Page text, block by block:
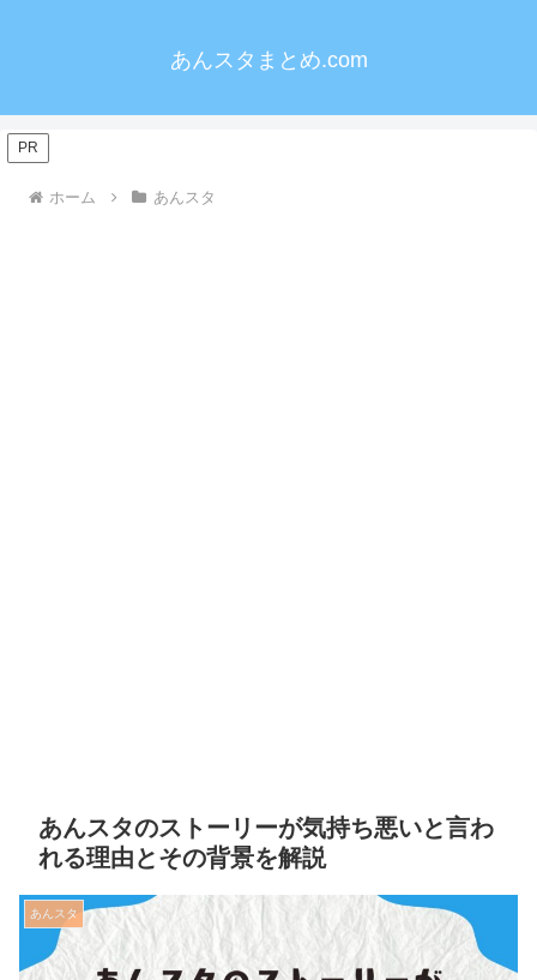
あんスタまとめ.com
PR
ホーム あんスタ
あんスタのストーリーが気持ち悪いと言わ
れる理由とその背景を解説
あんスタ